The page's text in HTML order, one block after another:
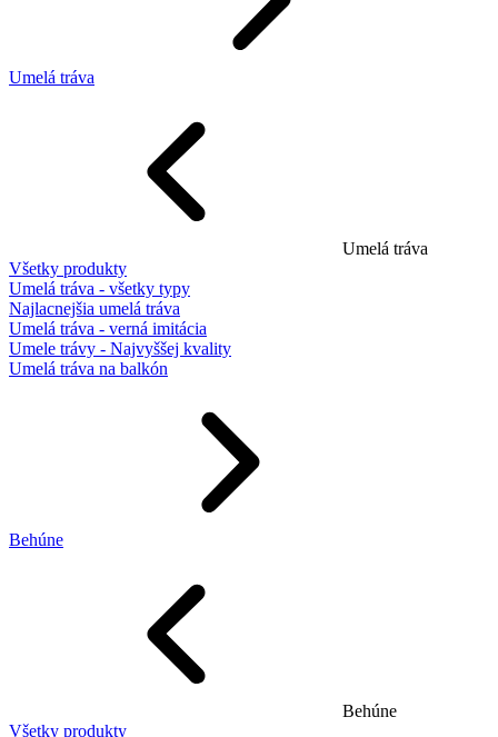
Umelá tráva
Umelá tráva
Všetky produkty
Umelá tráva - všetky typy
Najlacnejšia umelá tráva
Umelá tráva - verná imitácia
Umele trávy - Najvyššej kvality
Umelá tráva na balkón
Behúne
Behúne
Všetky produkty